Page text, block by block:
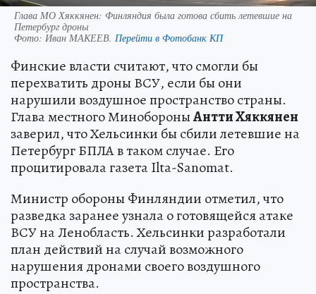
Глава МО Хяккянен: Финляндия была готова сбить летевшие на
Петербург дроны
Фото: Иван МАКЕЕВ. Перейти в Фотобанк КП
Финские власти считают, что смогли бы
перехватить дроны ВСУ, если бы они
нарушили воздушное пространство страны.
Глава местного МинобороныАнтти Хяккянен
заверил, что Хельсинки бы сбили летевшие на
Петербург БПЛА в таком случае. Его
процитировала газета Ilta-Sanomat.
Министр обороны Финляндии отметил, что
разведка заранее узнала о готовящейся атаке
ВСУ на Ленобласть. Хельсинки разработали
план действий на случай возможного
нарушения дронами своего воздушного
пространства.